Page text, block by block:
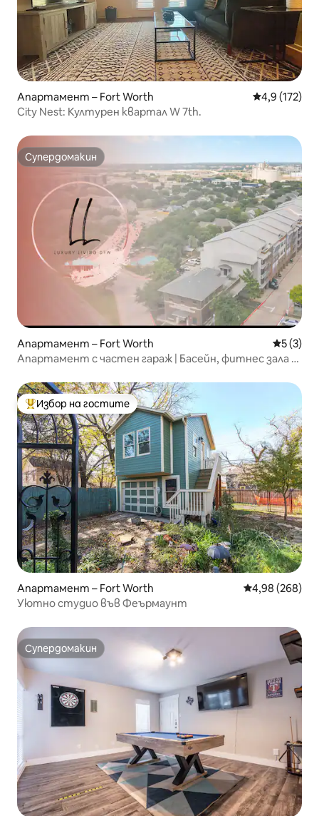
Апартамент – Fort Worth Средна
4,9 (172)
City Nest: Културен квартал W 7th.
Супердомакин
Супердомакин
Апартамент – Fort Worth Средна
5 (3)
Апартамент с частен гараж | Басейн, фитнес зала и
Най-популярен избор на гостите
Избор на гостите
Апартамент – Fort Worth Средна
4,98 (268)
Уютно студио във Феърмаунт
Супердомакин
Супердомакин